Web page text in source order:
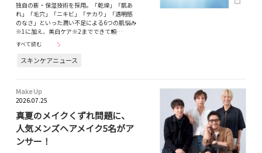
独自の新・保湿技術を採用。「乾燥」「肌あ
れ」「毛穴」「ニキビ」「テカり」「透明感
のなさ」といった潤い不足による6つの肌悩み
※1に加え、美白ケア※2までできて頼…
すべて読む
スキンケアニュース
Make Up
2026.07.25
真夏のメイクくずれ問題に、
人気メンズヘアメイク5名がア
ンサー！